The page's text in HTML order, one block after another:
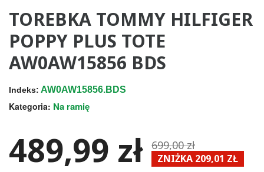
TOREBKA TOMMY HILFIGER
POPPY PLUS TOTE
AW0AW15856 BDS
Indeks: AW0AW15856.BDS
Kategoria: Na ramię
489,99 zł 699,00 zł
ZNIŻKA 209,01 ZŁ